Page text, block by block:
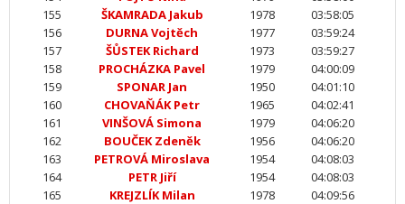
155
ŠKAMRADA Jakub 1978
03:58:05
156
DURNA Vojtěch 1977
03:59:24
157
ŠŮSTEK Richard 1973
03:59:27
158
PROCHÁZKA Pavel 1979
04:00:09
159
SPONAR Jan 1950
04:01:10
160
CHOVAŇÁK Petr 1965
04:02:41
161
VINŠOVÁ Simona 1979
04:06:20
162
BOUČEK Zdeněk 1956
04:06:20
163
PETROVÁ Miroslava 1954
04:08:03
164
PETR Jiří 1954
04:08:03
165
KREJZLÍK Milan 1978
04:09:56